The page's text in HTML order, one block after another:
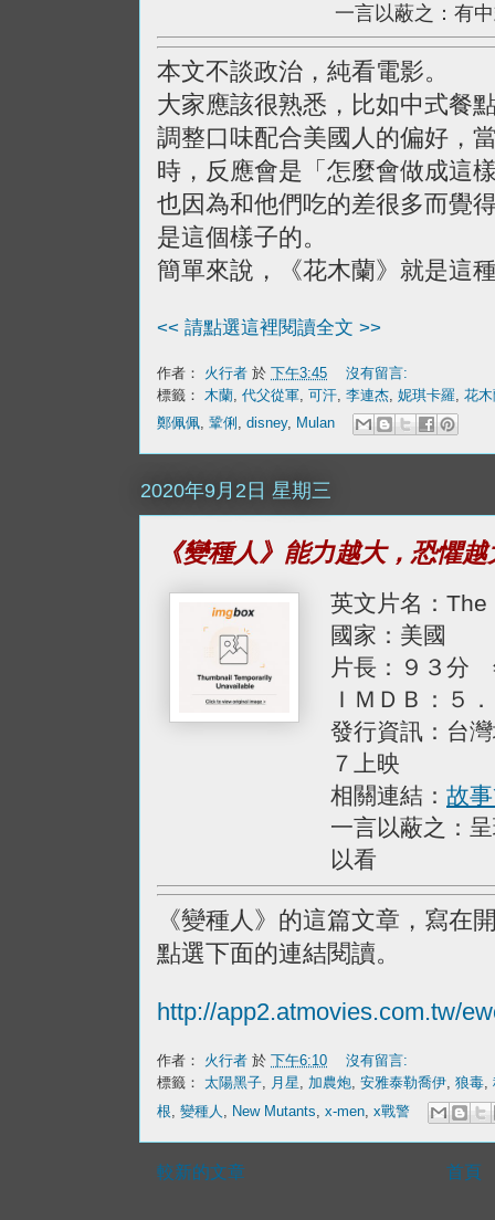
一言以蔽之：有
本文不談政治，純看電影。
大家應該很熟悉，比如中式餐
調整口味配合美國人的偏好，
時，反應會是「怎麼會做成這
也因為和他們吃的差很多而覺
是這個樣子的。
簡單來說，《花木蘭》就是這
<< 請點選這裡閱讀全文 >>
作者： 火行者 於 下午3:45
沒有留言:
標籤： 木蘭 代父從軍 可汗 李連杰 妮琪卡羅 花
鄭佩佩, 鞏俐 , disney, Mulan
2020年9月2日 星期三
《變種人》能力越大，恐懼
英文片名：
國家：美國
片長：９３分
ＩＭＤＢ：５
發行資訊：台
７上映
相關連結： 故
一言以蔽之：
以看
《變種人》的這篇文章，寫在
點選下面的連結閱讀。
http://app2.atmovies.com.tw/
作者： 火行者 於 下午6:10
沒有留言:
標籤： 太陽黑子, 月星, 加農炮, 安雅泰勒喬伊, 狼毒,
根 變種人 New Mutants x-men x戰警
較新的文章 首頁